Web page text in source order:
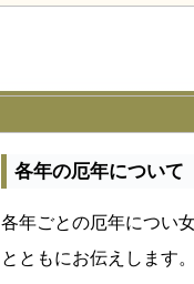
各年の厄年について
各年ごとの厄年につい
とともにお伝えします。